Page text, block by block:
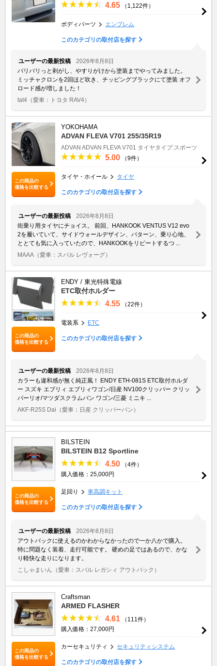
4.65 （1,122件）
ボディパーツ エンブレム
このカテゴリの取付店を探す
ユーザーの最新投稿
2026年8月8日
バリバリっと剥がし、やすりがけから塗装までやってみました。
ミッチャクロンを2回ほど吹き、チッピングブラックにて塗装 オフ
ロード感が増しました！
tat4 （愛車：トヨタ RAV4）
この商品の
価格を比較する
YOKOHAMA
ADVAN FLEVA V701 255/35R19
ADVAN ADVAN FLEVA V701 タイヤタイプ:スポーツ
5.00 （9件）
タイヤ・ホイール タイヤ
このカテゴリの取付店を探す
ユーザーの最新投稿
2026年8月8日
街乗り用タイヤにチョイス。 前回、HANKOOK VENTUS V12 evo
2を履いていて、サイドウォールデザイン、パターン、乗り心地、
ととても気に入っていたので、HANKOOKをリピートするつ ...
MAAA （愛車：スバル レヴォーグ）
この商品の
価格を比較する
ENDY / 東光特殊電線
ETC取付ホルダー
4.55 （22件）
電装系 ETC
このカテゴリの取付店を探す
ユーザーの最新投稿
2026年8月8日
カラーも違和感が無く純正風！ ENDY ETH-081S ETC取付ホルダ
ー スズキ エブリィ エブリィワゴン/日産 NV100クリッパー クリッ
パーリオ/マツダスクラムバン ワゴン/三菱 ミニキ ...
AKF-R25S Dai （愛車：日産 クリッパーバン）
この商品の
価格を比較する
BILSTEIN
BILSTEIN B12 Sportline
4.50
（4件）
購入価格：25,000円
足回り 車高調キット
このカテゴリの取付店を探す
ユーザーの最新投稿
2026年8月8日
アウトバックに使えるのかわからなかったので一か八かで購入。
特に問題なく装着、走行可能です。 硬めの足ではあるので、かな
り軽快な走りになります。
こしゃまいん （愛車：スバル レガシィ アウトバック）
この商品の
価格を比較する
Craftsman
ARMED FLASHER
4.61
（111件）
購入価格：27,000円
カーセキュリティ セキュリティシステム
このカテゴリの取付店を探す